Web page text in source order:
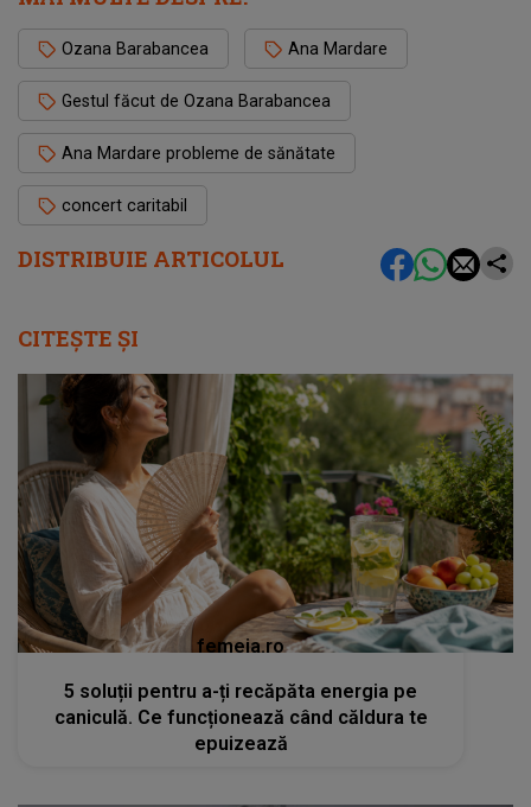
DISTRIBUIE ARTICOLUL
Ozana Barabancea Ana Mardare
Gestul făcut de Ozana Barabancea
Ana Mardare probleme de sănătate
concert caritabil
CITEȘTE ȘI
femeia.ro
5 soluții pentru a-ți recăpăta energia pe
caniculă. Ce funcționează când căldura te
epuizează